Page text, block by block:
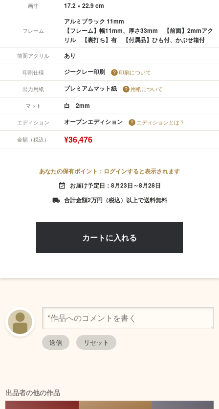
画寸 17.2 × 22.9 cm
フレーム
アルミブラック 11mm
【フレーム】幅11mm、厚さ33mm 【前面】2mmアク
リル 【裏打ち】有 【付属品】ひも付、かぶせ箱付
前面アクリル あり
印刷仕様 ジークレー印刷 印刷について
出力用紙 プレミアムマット紙 用紙について
マット 白 2mm
エディション オープンエディション エディションとは？
金額（税込） ¥36,476
あなたの保有ポイント：ログインすると表示されます
event_available お届け予定日：8月23日～8月28日
local_shipping 合計金額2万円（税込）以上で送料無料
出品者の他の作品